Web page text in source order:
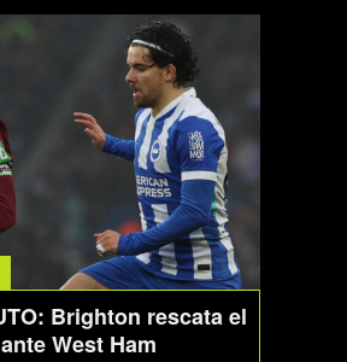
Brighton rescata el
West Ham